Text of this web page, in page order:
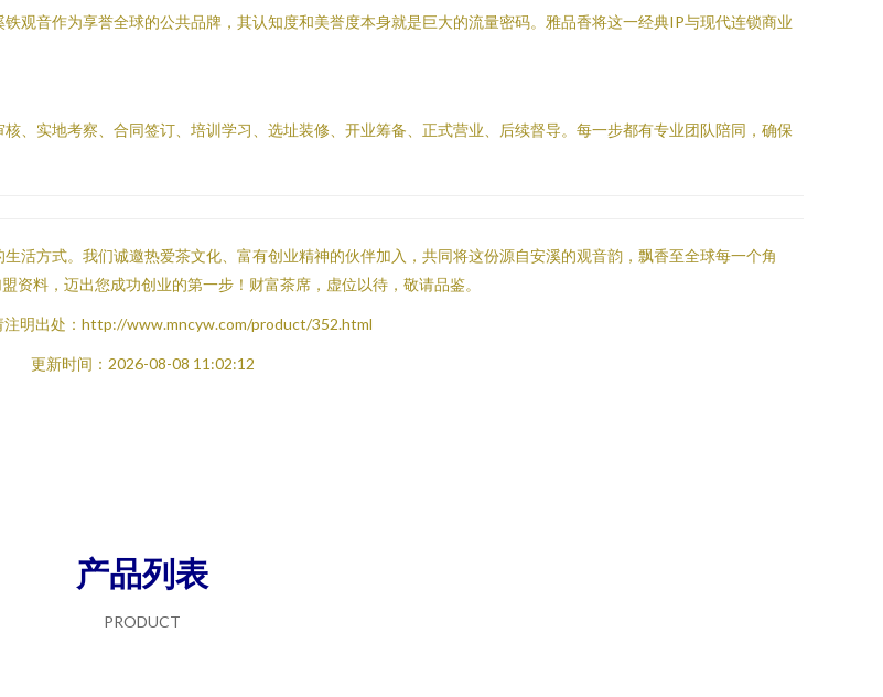
观音作为享誉全球的公共品牌，其认知度和美誉度本身就是巨大的流量密码。雅品香将这一经典IP与现代连锁商业
、实地考察、合同签订、培训学习、选址装修、开业筹备、正式营业、后续督导。每一步都有专业团队陪同，确保
活方式。我们诚邀热爱茶文化、富有创业精神的伙伴加入，共同将这份源自安溪的观音韵，飘香至全球每一个角
料，迈出您成功创业的第一步！财富茶席，虚位以待，敬请品鉴。
注明出处：http://www.mncyw.com/product/352.html
更新时间：2026-08-08 11:02:12
产品列表
PRODUCT